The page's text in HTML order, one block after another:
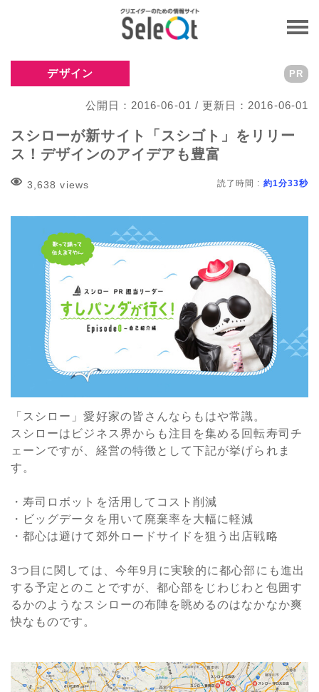
デザイン
公開日：2016-06-01 / 更新日：2016-06-01
PR
スシローが新サイト「スシゴト」をリリー
ス！デザインのアイデアも豊富
3,638 views 読了時間 : 約1分33秒
「スシロー」愛好家の皆さんならもはや常識。
スシローはビジネス界からも注目を集める回転寿司チ
ェーンですが、経営の特徴として下記が挙げられま
す。
・寿司ロボットを活用してコスト削減
・ビッグデータを用いて廃棄率を大幅に軽減
・都心は避けて郊外ロードサイドを狙う出店戦略
3つ目に関しては、今年9月に実験的に都心部にも進出
する予定とのことですが、都心部をじわじわと包囲す
るかのようなスシローの布陣を眺めるのはなかなか爽
快なものです。